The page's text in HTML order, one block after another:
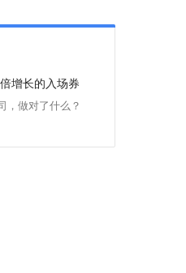
增长的入场券
，做对了什么？